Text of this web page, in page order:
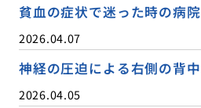
貧血の症状で迷った時の病
2026.04.07
神経の圧迫による右側の背
2026.04.05